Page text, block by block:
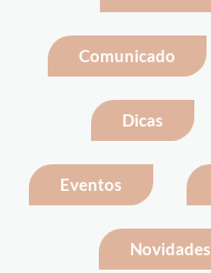
Comunicado
Dicas
Eventos
Novidades